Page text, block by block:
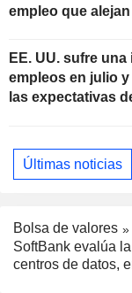
empleo que
EE. UU. sufre
empleos en julio
las expectativas
Últimas noticias
Bolsa de valores
SoftBank evalúa
centros de datos,